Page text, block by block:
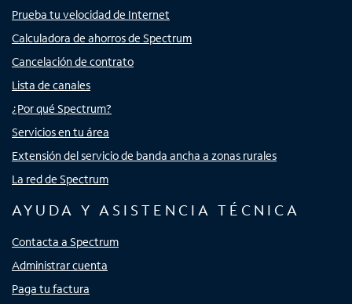
Prueba tu velocidad de Internet
Calculadora de ahorros de Spectrum
Cancelación de contrato
Lista de canales
¿Por qué Spectrum?
Servicios en tu área
Extensión del servicio de banda ancha a zonas rurales
La red de Spectrum
AYUDA Y ASISTENCIA TÉCNICA
Contacta a Spectrum
Administrar cuenta
Paga tu factura